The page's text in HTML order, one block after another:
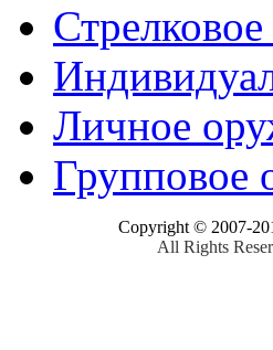
Личное
Групповое
Copyright © 2007-
All Rights